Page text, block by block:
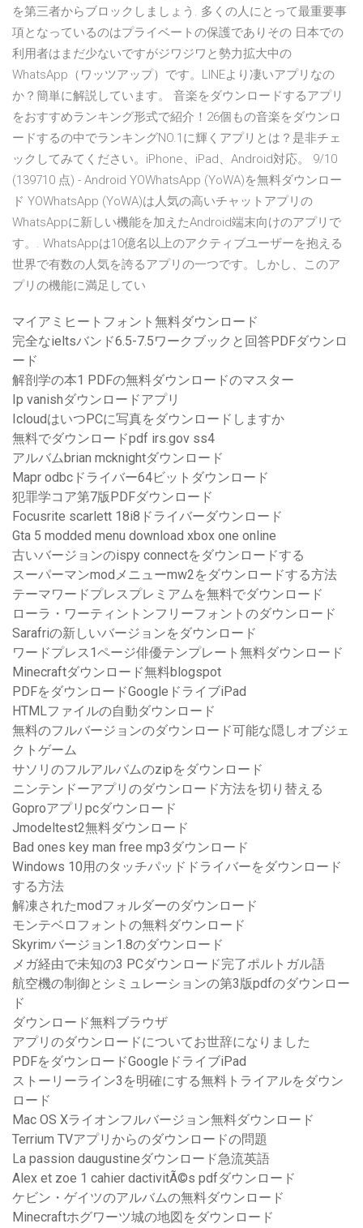
を第三者からブロックしましょう. 多くの人にとって最重要事
項となっているのはプライベートの保護でありその 日本での
利用者はまだ少ないですがジワジワと勢力拡大中の
WhatsApp（ワッツアップ）です。LINEより凄いアプリなの
か？簡単に解説しています。 音楽をダウンロードするアプリ
をおすすめランキング形式で紹介！26個もの音楽をダウンロ
ードするの中でランキングNO.1に輝くアプリとは？是非チェ
ックしてみてください。iPhone、iPad、Android対応。 9/10
(139710 点) - Android YOWhatsApp (YoWA)を無料ダウンロー
ド YOWhatsApp (YoWA)は人気の高いチャットアプリの
WhatsAppに新しい機能を加えたAndroid端末向けのアプリで
す。. WhatsAppは10億名以上のアクティブユーザーを抱える
世界で有数の人気を誇るアプリの一つです。しかし、このア
プリの機能に満足してい
マイアミヒートフォント無料ダウンロード
完全なieltsバンド6.5-7.5ワークブックと回答PDFダウンロ
ード
解剖学の本1 PDFの無料ダウンロードのマスター
Ip vanishダウンロードアプリ
IcloudはいつPCに写真をダウンロードしますか
無料でダウンロードpdf irs.gov ss4
アルバムbrian mcknightダウンロード
Mapr odbcドライバー64ビットダウンロード
犯罪学コア第7版PDFダウンロード
Focusrite scarlett 18i8ドライバーダウンロード
Gta 5 modded menu download xbox one online
古いバージョンのispy connectをダウンロードする
スーパーマンmodメニューmw2をダウンロードする方法
テーマワードプレスプレミアムを無料でダウンロード
ローラ・ワーティントンフリーフォントのダウンロード
Sarafriの新しいバージョンをダウンロード
ワードプレス1ページ俳優テンプレート無料ダウンロード
Minecraftダウンロード無料blogspot
PDFをダウンロードGoogleドライブiPad
HTMLファイルの自動ダウンロード
無料のフルバージョンのダウンロード可能な隠しオブジェ
クトゲーム
サソリのフルアルバムのzipをダウンロード
ニンテンドーアプリのダウンロード方法を切り替える
Goproアプリpcダウンロード
Jmodeltest2無料ダウンロード
Bad ones key man free mp3ダウンロード
Windows 10用のタッチパッドドライバーをダウンロード
する方法
解凍されたmodフォルダーのダウンロード
モンテベロフォントの無料ダウンロード
Skyrimバージョン1.8のダウンロード
メガ経由で未知の3 PCダウンロード完了ポルトガル語
航空機の制御とシミュレーションの第3版pdfのダウンロー
ド
ダウンロード無料ブラウザ
アプリのダウンロードについてお世辞になりました
PDFをダウンロードGoogleドライブiPad
ストーリーライン3を明確にする無料トライアルをダウン
ロード
Mac OS Xライオンフルバージョン無料ダウンロード
Terrium TVアプリからのダウンロードの問題
La passion daugustineダウンロード急流英語
Alex et zoe 1 cahier dactivitÃ©s pdfダウンロード
ケビン・ゲイツのアルバムの無料ダウンロード
Minecraftホグワーツ城の地図をダウンロード